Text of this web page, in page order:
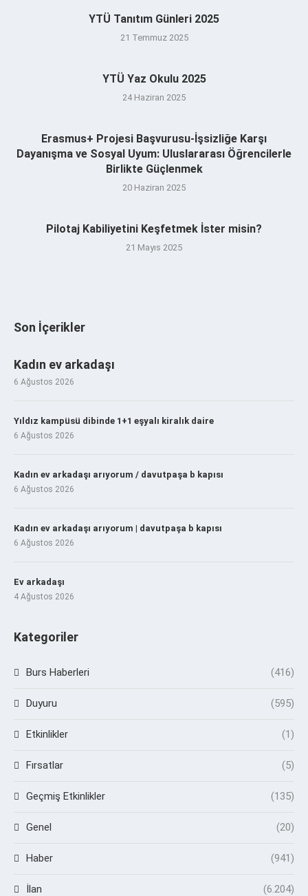
YTÜ Tanıtım Günleri 2025
21 Temmuz 2025
YTÜ Yaz Okulu 2025
24 Haziran 2025
Erasmus+ Projesi Başvurusu-İşsizliğe Karşı
Dayanışma ve Sosyal Uyum: Uluslararası Öğrencilerle
Birlikte Güçlenmek
20 Haziran 2025
Pilotaj Kabiliyetini Keşfetmek İster misin?
21 Mayıs 2025
Son İçerikler
Kadın ev arkadaşı
6 Ağustos 2026
Yıldız kampüsü dibinde 1+1 eşyalı kiralık daire
6 Ağustos 2026
Kadın ev arkadaşı arıyorum / davutpaşa b kapısı
6 Ağustos 2026
Kadın ev arkadaşı arıyorum | davutpaşa b kapısı
6 Ağustos 2026
Ev arkadaşı
4 Ağustos 2026
Kategoriler
Burs Haberleri (416)
Duyuru (595)
Etkinlikler (1)
Fırsatlar (5)
Geçmiş Etkinlikler (135)
Genel (20)
Haber (941)
İlan (6.204)